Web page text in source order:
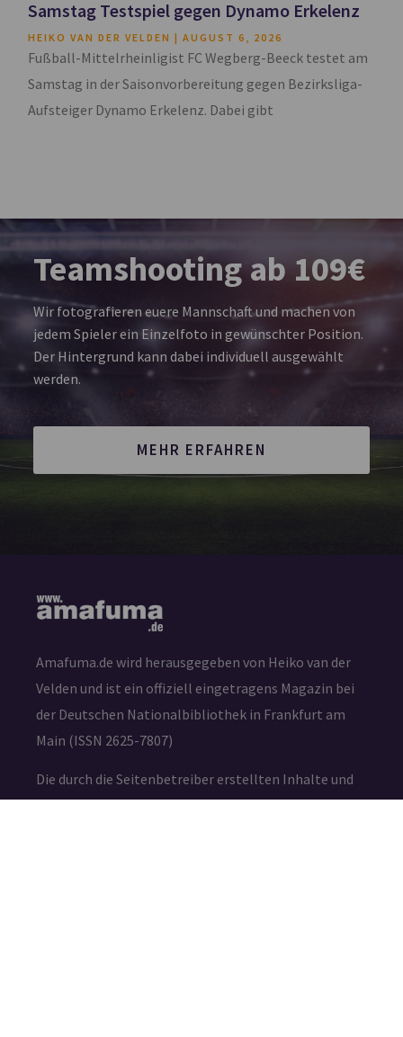
Samstag Testspiel gegen Dynamo Erkelenz
HEIKO VAN DER VELDEN AUGUST 6, 2026
Fußball-Mittelrheinligist FC Wegberg-Beeck testet am
Samstag in der Saisonvorbereitung gegen Bezirksliga-
Aufsteiger Dynamo Erkelenz. Dabei gibt
Teamshooting ab 109€
Wir fotografieren euere Mannschaft und machen von
jedem Spieler ein Einzelfoto in gewünschter Position.
Der Hintergrund kann dabei individuell ausgewählt
werden.
MEHR ERFAHREN
Amafuma.de wird herausgegeben von Heiko van der
Velden und ist ein offiziell eingetragens Magazin bei
der Deutschen Nationalbibliothek in Frankfurt am
Main (ISSN 2625-7807)
Die durch die Seitenbetreiber erstellten Inhalte und
Werke auf diesen Seiten unterliegen dem deutschen